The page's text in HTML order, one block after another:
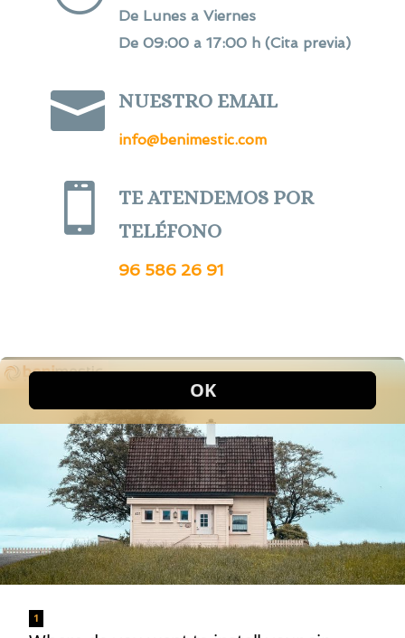
De Lunes a Viernes
De 09:00 a 17:00 h (Cita previa)
 NUESTRO EMAIL
info@benimestic.com

TE ATENDEMOS POR
TELÉFONO
96 586 26 91